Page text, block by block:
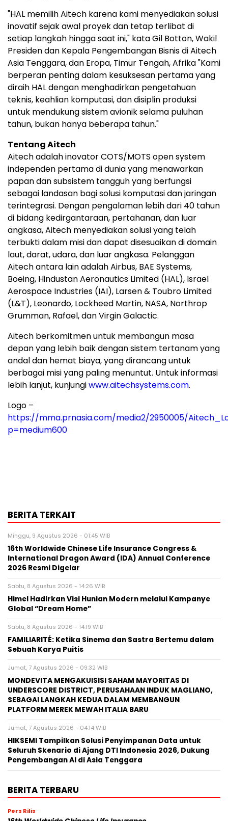
"HAL memilih Aitech karena kami menyediakan solusi
inovatif sejak awal proyek dan tetap terlibat di
setiap langkah hingga saat ini," kata Gil Botton, Wakil
Presiden dan Kepala Pengembangan Bisnis di Aitech
Asia Tenggara, dan Eropa, Timur Tengah, Afrika "Kami
berperan penting dalam kesuksesan pertama yang
diraih HAL dengan menghadirkan pengetahuan
teknis, keahlian komputasi, dan disiplin produksi
untuk mendukung sistem avionik selama puluhan
tahun, bukan hanya beberapa tahun."
Tentang Aitech
Aitech adalah inovator COTS/MOTS open system
independen pertama di dunia yang menawarkan
papan dan subsistem tangguh yang berfungsi
sebagai landasan bagi solusi komputasi dan jaringan
terintegrasi. Dengan pengalaman lebih dari 40 tahun
di bidang kedirgantaraan, pertahanan, dan luar
angkasa, Aitech menyediakan solusi yang telah
terbukti dalam misi dan dapat disesuaikan di domain
laut, darat, udara, dan luar angkasa. Pelanggan
Aitech antara lain adalah Airbus, BAE Systems,
Boeing, Hindustan Aeronautics Limited (HAL), Israel
Aerospace Industries (IAI), Larsen & Toubro Limited
(L&T), Leonardo, Lockheed Martin, NASA, Northrop
Grumman, Rafael, dan Virgin Galactic.
Aitech berkomitmen untuk membangun masa
depan yang lebih baik dengan sistem tertanam yang
andal dan hemat biaya, yang dirancang untuk
berbagai misi yang paling menuntut. Untuk informasi
lebih lanjut, kunjungiwww.aitechsystems.com.
Logo –
https://mma.prnasia.com/media2/2950005/
p=medium600
BERITA TERKAIT
Minggu, 9 Agustus 2026 - 01:45 WIB
16th Worldwide Chinese Life Insurance Congress &
International Dragon Award (IDA) Annual Conference
2026 Resmi Digelar
Sabtu, 8 Agustus 2026 - 14:26 WIB
Himel Hadirkan Visi Hunian Modern melalui Kampanye
Global “Dream Home”
Sabtu, 8 Agustus 2026 - 14:19 WIB
FAMILIARITÉ: Ketika Sinema dan Sastra Bertemu dalam
Sebuah Karya Puitis
Jumat, 7 Agustus 2026 - 09:32 WIB
MONDEVITA MENGAKUISISI SAHAM MAYORITAS DI
UNDERSCORE DISTRICT, PERUSAHAAN INDUK MAGLIANO,
SEBAGAI LANGKAH KEDUA DALAM MEMBANGUN
PLATFORM MEREK MEWAH ITALIA BARU
Jumat, 7 Agustus 2026 - 04:14 WIB
HIKSEMI Tampilkan Solusi Penyimpanan Data untuk
Seluruh Skenario di Ajang DTI Indonesia 2026, Dukung
Pengembangan AI di Asia Tenggara
BERITA TERBARU
Pers Rilis